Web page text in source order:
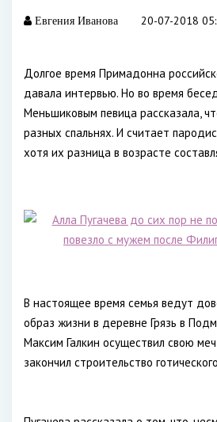
Евгения Иванова 20-07-2018
Долгое время Примадонна
давала интервью. Но во время
Меньшиковым певица рассказала,
разных спальнях. И считает
хотя их разница в возрасте
В настоящее время семья ведут
образ жизни в деревне Грязь в
Максим Галкин осуществил свою
закончил строительство